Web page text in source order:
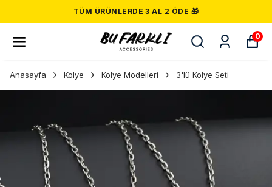
TÜM ÜRÜNLERDE 3 AL 2 ÖDE 🎁
0
Anasayfa Kolye Kolye Modelleri 3'lü Kolye Seti